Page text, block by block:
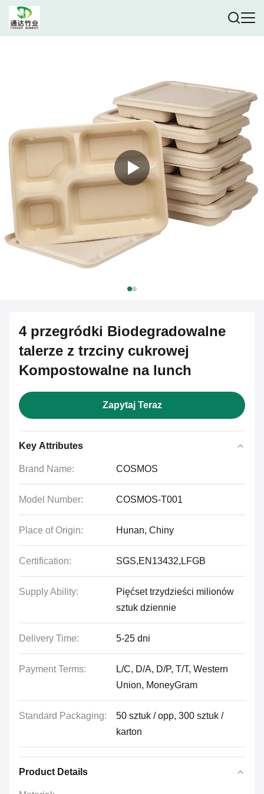
4 przegródki Biodegradowalne
talerze z trzciny cukrowej
Kompostowalne na lunch
Zapytaj Teraz
Key Attributes
Brand Name: COSMOS
Model Number: COSMOS-T001
Place of Origin: Hunan, Chiny
Certification: SGS,EN13432,LFGB
Supply Ability:
Pięćset trzydzieści milionów
sztuk dziennie
Delivery Time: 5-25 dni
Payment Terms:
L/C, D/A, D/P, T/T, Western
Union, MoneyGram
Standard Packaging:
50 sztuk / opp, 300 sztuk /
karton
Product Details